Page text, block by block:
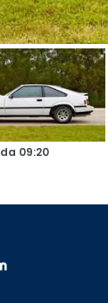
da 09:20